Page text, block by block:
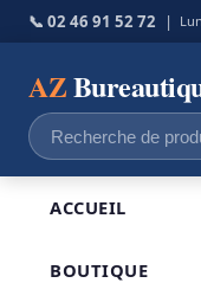
📞 02 46 91 52 72 |
AZ
Recherche
pour :
ACCUEIL
BOUTIQUE